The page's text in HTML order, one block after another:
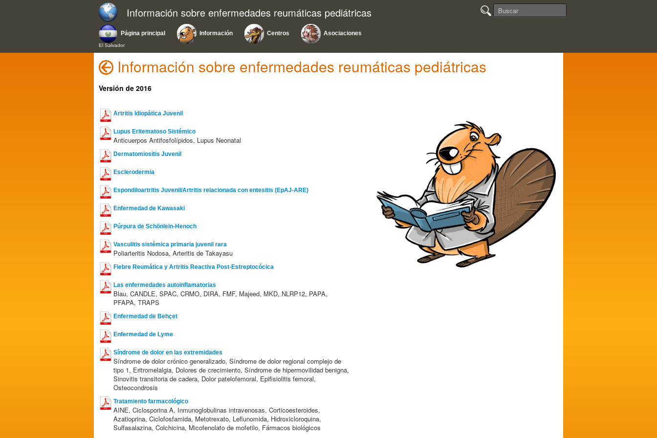
Información sobre enfermedades reumáticas pediátricas
Página principal
El Salvador
Información Centros Asociaciones
Información sobre enfermedades reumáticas pediátricas
Versión de 2016
Artritis Idiopática Juvenil
Lupus Eritematoso Sistémico
Anticuerpos Antifosfolípidos, Lupus Neonatal
Dermatomiositis Juvenil
Esclerodermia
Espondiloartritis Juvenil/Artritis relacionada con entesitis (EpAJ-ARE)
Enfermedad de Kawasaki
Púrpura de Schönlein-Henoch
Vasculitis sistémica primaria juvenil rara
Poliarteritis Nodosa, Arteritis de Takayasu
Fiebre Reumática y Artritis Reactiva Post-Estreptocócica
Las enfermedades autoinflamatorias
Blau, CANDLE, SPAC, CRMO, DIRA, FMF, Majeed, MKD, NLRP12, PAPA,
PFAPA, TRAPS
Enfermedad de Behçet
Enfermedad de Lyme
Síndrome de dolor en las extremidades
Síndrome de dolor crónico generalizado, Síndrome de dolor regional complejo de
tipo 1, Eritromelalgia, Dolores de crecimiento, Síndrome de hipermovilidad benigna,
Sinovitis transitoria de cadera, Dolor patelofemoral, Epifisiolitis femoral,
Osteocondrosis
Tratamiento farmacológico
AINE, Ciclosporina A, Inmunoglobulinas intravenosas, Corticoesteroides,
Azatioprina, Ciclofosfamida, Metotrexato, Leflunomida, Hidroxicloroquina,
Sulfasalazina, Colchicina, Micofenolato de mofetilo, Fármacos biológicos